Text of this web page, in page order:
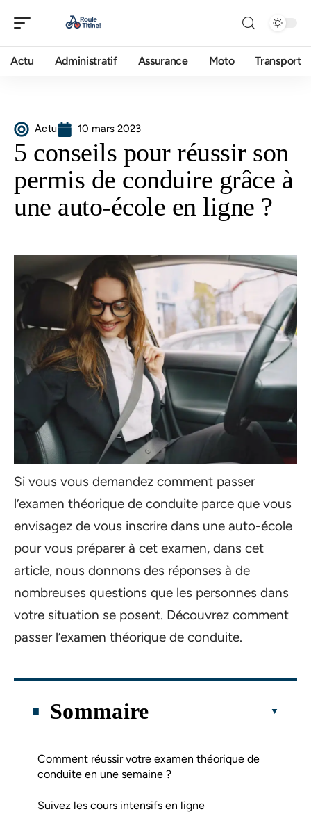
Actu Administratif Assurance Moto Transport
Actu 10 mars 2023
5 conseils pour réussir son
permis de conduire grâce à
une auto-école en ligne ?
Si vous vous demandez comment passer
l’examen théorique de conduite parce que vous
envisagez de vous inscrire dans une auto-école
pour vous préparer à cet examen, dans cet
article, nous donnons des réponses à de
nombreuses questions que les personnes dans
votre situation se posent. Découvrez comment
passer l’examen théorique de conduite.
Sommaire
Comment réussir votre examen théorique de
conduite en une semaine ?
Suivez les cours intensifs en ligne